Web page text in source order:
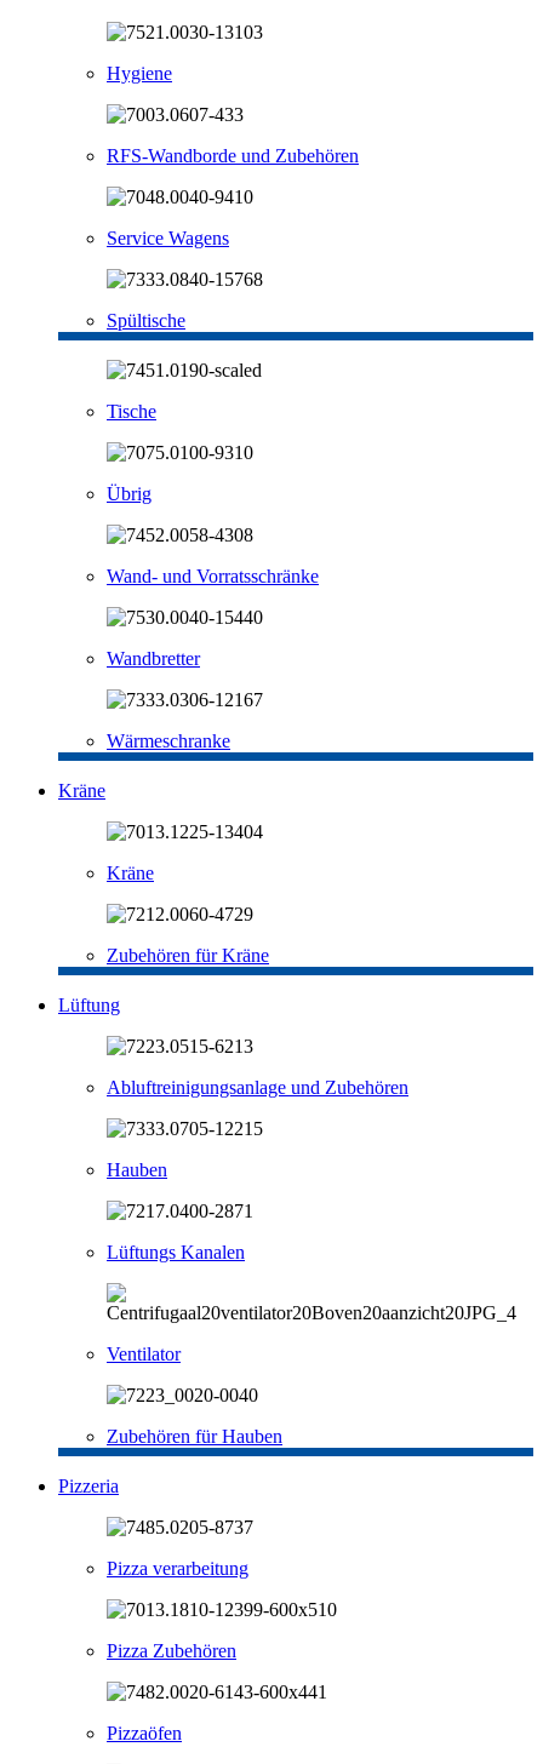
Hygiene
RFS-Wandborde und Zubehören
Service Wagens
Spültische
Tische
Übrig
Wand- und Vorratsschränke
Wandbretter
Wärmeschranke
Kräne
Kräne
Zubehören für Kräne
Lüftung
Abluftreinigungsanlage und Zubehören
Hauben
Lüftungs Kanalen
Ventilator
Zubehören für Hauben
Pizzeria
Pizza verarbeitung
Pizza Zubehören
Pizzaöfen